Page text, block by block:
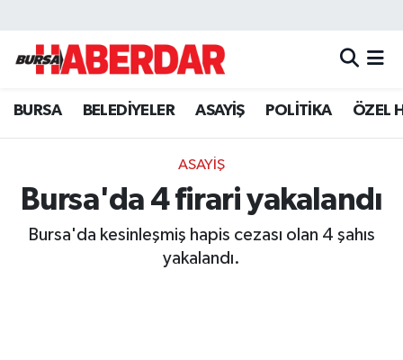
BURSA BELEDİYELER ASAYİŞ POLİTİKA ÖZEL
ASAYİŞ
Bursa'da 4 firari yakalandı
Bursa'da kesinleşmiş hapis cezası olan 4 şahıs
yakalandı.
Hava Durumu
Trafik Durumu
Süper Lig Puan Durumu ve Fikstür
Tüm Manşetler
Son Dakika Haberleri